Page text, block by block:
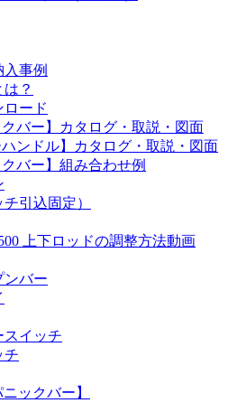
事例
？
ロード
クバー】カタログ・取説・図面
ハンドル】カタログ・取説・図面
クバー】組み合わせ例
引込固定）
上下ロッドの調整方法動画
ンバー
スイッチ
チ
ニックバー】